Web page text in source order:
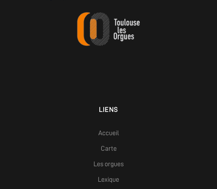
LIENS
Accueil
Carte
Les orgues
Lexique